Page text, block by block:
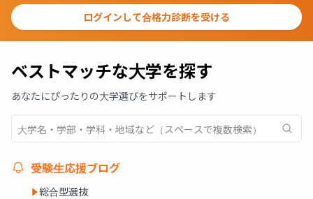
ログインして合格力診断を受ける
ベストマッチな大学を探す
あなたにぴったりの大学選びをサポートします
受験生応援ブログ
総合型選抜